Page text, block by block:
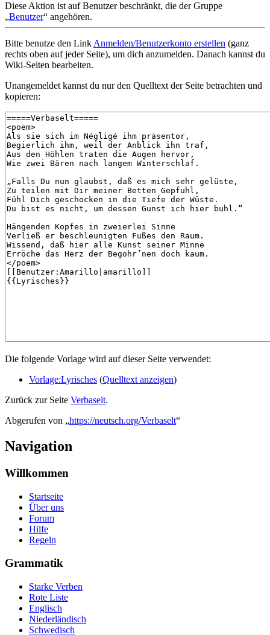
Diese Aktion ist auf Benutzer beschränkt, die der Gruppe
„Benutzer“ angehören.
Bitte benutze den Link Anmelden/Benutzerkonto erstellen (ganz
rechts oben auf jeder Seite), um dich anzumelden. Danach kannst du
Wiki-Seiten bearbeiten.
Unangemeldet kannst du nur den Quelltext der Seite betrachten und
kopieren:
Die folgende Vorlage wird auf dieser Seite verwendet:
Vorlage:Lyrisches (Quelltext anzeigen)
Zurück zur Seite Verbaselt.
Abgerufen von „https://neutsch.org/Verbaselt“
Navigation
Willkommen
Startseite
Über uns
Forum
Hilfe
Regeln
Grammatik
Starke Verben
Rote Liste
Englisch
Niederländisch
Schwedisch